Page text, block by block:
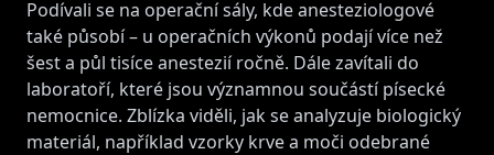
Podívali se na operační sály, kde anesteziologové
také působí – u operačních výkonů podají více než
šest a půl tisíce anestezií ročně. Dále zavítali do
laboratoří, které jsou významnou součástí písecké
nemocnice. Zblízka viděli, jak se analyzuje biologický
materiál, například vzorky krve a moči odebrané